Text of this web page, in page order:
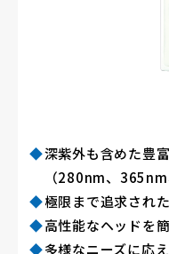
深紫外も含めた豊
（280nm、
極限まで追求され
高性能なヘッドを
多様なニーズに応